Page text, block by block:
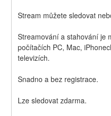
Stream můžete sledovat
Streamování a stahování je
počítačích PC, Mac,
televizích.
Snadno a bez registrace.
Lze sledovat zdarma.